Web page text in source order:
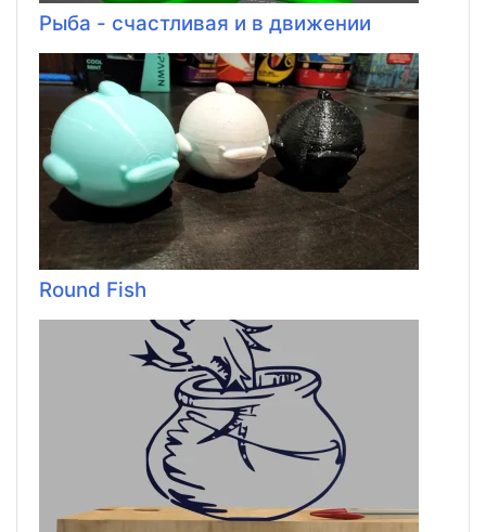
Рыба - счастливая и в движении
Round Fish